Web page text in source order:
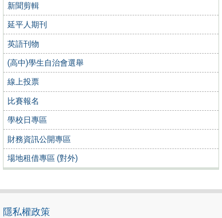
新聞剪輯
延平人期刊
英語刊物
(高中)學生自治會選舉
線上投票
比賽報名
學校日專區
財務資訊公開專區
場地租借專區 (對外)
隱私權政策